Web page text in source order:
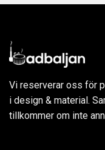
Vi reserverar oss för
i design & material.
tillkommer om inte